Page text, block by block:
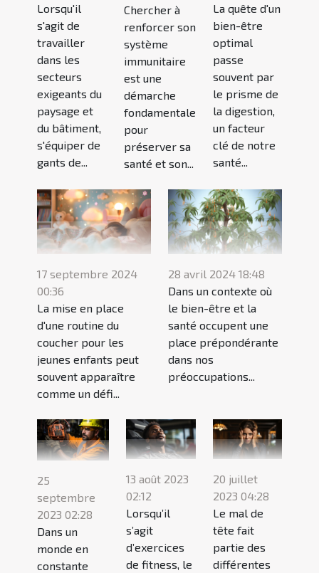
Lorsqu'il
s'agit de
travailler
dans les
secteurs
exigeants du
paysage et
du bâtiment,
s'équiper de
gants de...
Chercher à
renforcer son
système
immunitaire
est une
démarche
fondamentale
pour
préserver sa
santé et son...
La quête d'un
bien-être
optimal
passe
souvent par
le prisme de
la digestion,
un facteur
clé de notre
santé...
17 septembre 2024
00:36
La mise en place
d'une routine du
coucher pour les
jeunes enfants peut
souvent apparaître
comme un défi...
28 avril 2024 18:48
Dans un contexte où
le bien-être et la
santé occupent une
place prépondérante
dans nos
préoccupations...
25
septembre
2023 02:28
Dans un
monde en
constante
13 août 2023
02:12
Lorsqu’il
s’agit
d’exercices
de fitness, le
20 juillet
2023 04:28
Le mal de
tête fait
partie des
différentes